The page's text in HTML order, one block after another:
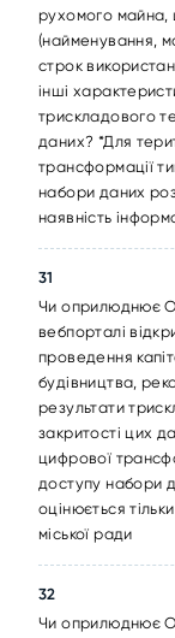
рухомого майна,
(найменування,
строк
інші
трискладового
даних? *Для
трансформації
набори даних
наявність
31
Чи оприлюднює
вебпорталі
проведення
будівництва,
результати
закритості цих
цифрової
доступу набори
оцінюється
міської ради
32
Чи оприлюднює